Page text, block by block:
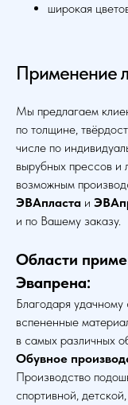
широкая
Применение
Мы предлагаем
по толщине,
числе по
вырубных прессов и
возможным
ЭВАпласта и
и по Вашему заказу.
Области
Эвапрена:
Благодаря
вспененные
в самых различных
Обувное
Производство
спортивной,